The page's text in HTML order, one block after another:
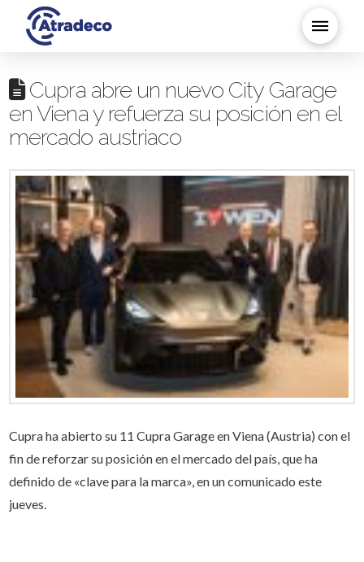
Cupra abre un nuevo City Garage
en Viena y refuerza su posición en el
mercado austriaco
Cupra ha abierto su 11 Cupra Garage en Viena (Austria) con el
fin de reforzar su posición en el mercado del país, que ha
definido de «clave para la marca», en un comunicado este
jueves.